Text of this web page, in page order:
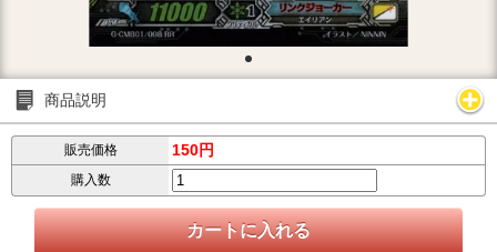
商品説明
販売価格 150円
購入数